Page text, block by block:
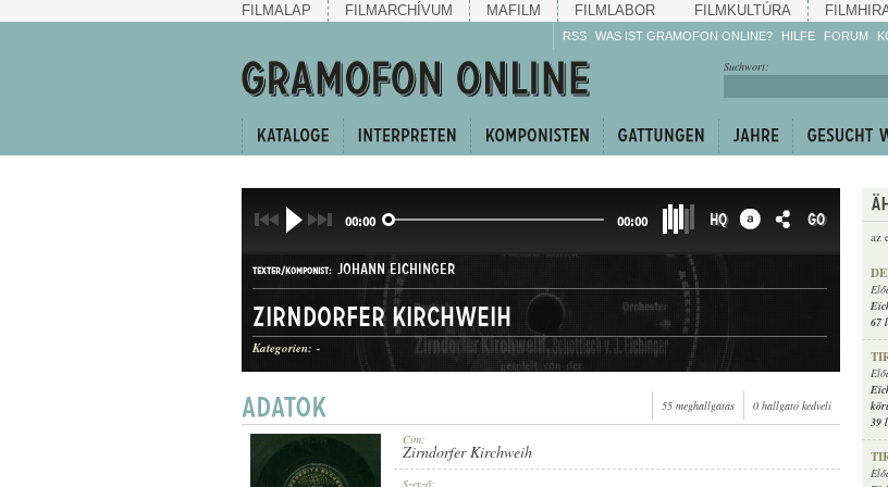
FILMALAP FILMARCHÍVUM MAFILM FILMLABOR FILMKULTÚRA
RSS WAS IST GRAMOFON ONLINE? HILFE
Machen Sie mit!
weiter!
FORUM
Suchwort:
az
67
39
00:00 00:00 HQ GO
TEXTER/KOMPONIST: JOHANN EICHINGER
GATTUNG: SCHOTTISCH
Zirndorfer Kirchweih
Kategorien: -
55 meghallgatás 0 hallgató kedveli
Cím:
Zirndorfer Kirchweih
Szerző: